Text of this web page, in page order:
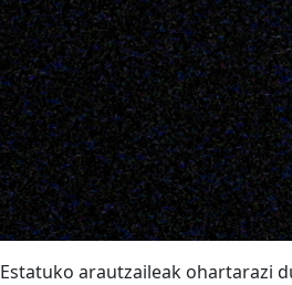
Estatuko arautzaileak ohartarazi